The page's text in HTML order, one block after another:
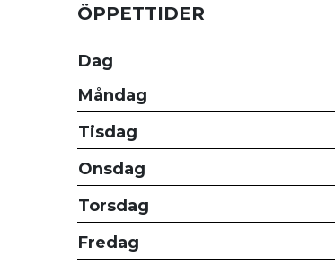
ÖPPETTIDER
Dag
Måndag
Tisdag
Onsdag
Torsdag
Fredag